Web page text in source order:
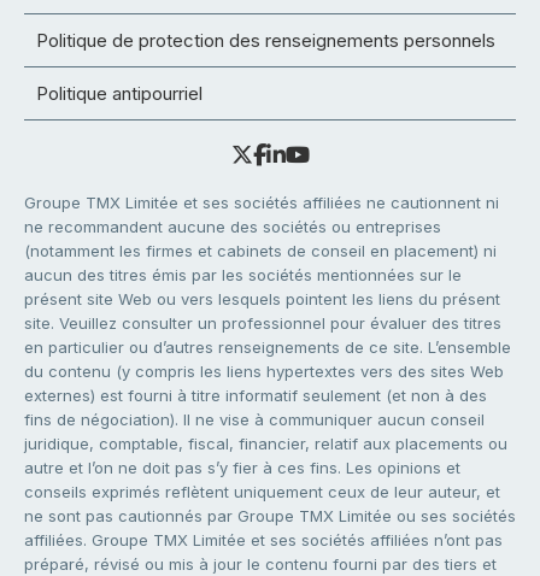
Politique de protection des renseignements personnels
Politique antipourriel
Groupe TMX Limitée et ses sociétés affiliées ne cautionnent ni
ne recommandent aucune des sociétés ou entreprises
(notamment les firmes et cabinets de conseil en placement) ni
aucun des titres émis par les sociétés mentionnées sur le
présent site Web ou vers lesquels pointent les liens du présent
site. Veuillez consulter un professionnel pour évaluer des titres
en particulier ou d’autres renseignements de ce site. L’ensemble
du contenu (y compris les liens hypertextes vers des sites Web
externes) est fourni à titre informatif seulement (et non à des
fins de négociation). Il ne vise à communiquer aucun conseil
juridique, comptable, fiscal, financier, relatif aux placements ou
autre et l’on ne doit pas s’y fier à ces fins. Les opinions et
conseils exprimés reflètent uniquement ceux de leur auteur, et
ne sont pas cautionnés par Groupe TMX Limitée ou ses sociétés
affiliées. Groupe TMX Limitée et ses sociétés affiliées n’ont pas
préparé, révisé ou mis à jour le contenu fourni par des tiers et